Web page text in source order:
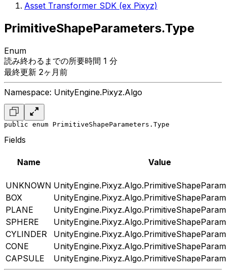
Asset Transformer SDK (ex Pixyz)
PrimitiveShapeParameters.Type
Enum
読み終わるまでの所要時間 1 分
最終更新 2ヶ月前
Namespace: UnityEngine.Pixyz.Algo
public enum PrimitiveShapeParameters.Type
Fields
Name Value
UNKNOWN
BOX
PLANE
SPHERE
CYLINDER
CONE
CAPSULE